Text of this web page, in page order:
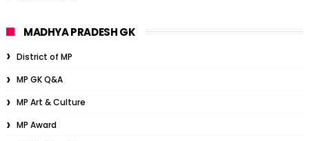
MADHYA PRADESH GK
District of MP
MP GK Q&A
MP Art & Culture
MP Award